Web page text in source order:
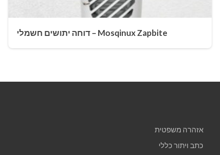
Mosqinux Zapbite – דוחה יתושים חשמלי
אזהרה משפטית
כתב ויתור כללי